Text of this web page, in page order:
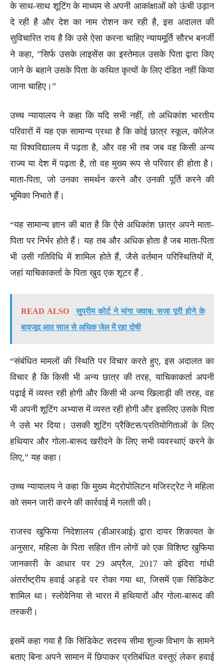
के साथ-साथ शूटिंग के माध्यम से अपनी आकांक्षाओं को ऊंची उड़ान
दे रही है और देश का नाम रोशन कर रही है, इस अदालत की
सुविचारित राय है कि उसे ऐसा करना चाहिए न्यायमूर्ति सौरभ बनर्जी
ने कहा, ”सिर्फ उसके लाइसेंस का इस्तेमाल उसके पिता द्वारा किए
जाने के बहाने उसके पिता के कथित कृत्यों के लिए दंडित नहीं किया
जाना चाहिए।”
उच्च न्यायालय ने कहा कि यदि सभी नहीं, तो अधिकांश भारतीय
परिवारों में यह एक सामान्य प्रथा है कि कोई छात्र स्कूल, कॉलेज
या विश्वविद्यालय में पढ़ता है, और वह भी तब जब वह किसी अन्य
राज्य या देश में पढ़ता है, तो वह मुख्य रूप से परिवार ही होता है।
माता-पिता, जो उनका समर्थन करने और उनकी पूर्ति करने की
भूमिका निभाते हैं।
“यह सामान्य ज्ञान की बात है कि ऐसे अधिकांश छात्र अपने माता-
पिता पर निर्भर होते हैं। यह तब और अधिक होता है जब माता-पिता
भी उसी गतिविधि में शामिल होते हैं, जैसे वर्तमान परिस्थितियों में,
जहां याचिकाकर्ता के पिता खुद एक शूटर हैं .
READ ALSO
सुप्रीम कोर्ट ने मांगा जवाब: सजा पूरी होने के
बावजूद आठ साल से अधिक जेल में रहा दोषी
“संबंधित मामलों की स्थिति पर विचार करते हुए, इस अदालत का
विचार है कि किसी भी अन्य छात्र की तरह, याचिकाकर्ता अपनी
पढ़ाई में व्यस्त रही होगी और किसी भी अन्य खिलाड़ी की तरह, वह
भी अपनी शूटिंग अभ्यास में व्यस्त रही होगी और इसलिए उसके पिता
ने उसे भर दिया। उसकी शूटिंग प्रैक्टिस/प्रतियोगिताओं के लिए
हथियार और गोला-बारूद खरीदने के लिए सभी व्यवस्थाएं करने के
लिए,” यह कहा।
उच्च न्यायालय ने कहा कि मुख्य मेट्रोपोलिटन मजिस्ट्रेट ने महिला
को समन जारी करने की कार्रवाई में गलती की।
राजस्व खुफिया निदेशालय (डीआरआई) द्वारा दायर शिकायत के
अनुसार, महिला के पिता सहित तीन लोगों को एक विशिष्ट खुफिया
जानकारी के आधार पर 29 अप्रैल, 2017 को इंदिरा गांधी
अंतर्राष्ट्रीय हवाई अड्डे पर रोका गया था, जिसमें एक सिंडिकेट
शामिल था। स्लोवेनिया से भारत में हथियारों और गोला-बारूद की
तस्करी।
इसमें कहा गया है कि सिंडिकेट सदस्य सीमा शुल्क विभाग के सामने
बताए बिना अपने सामान में छिपाकर प्रतिबंधित वस्तुएं लेकर हवाई